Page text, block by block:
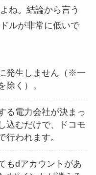
ね。結論から言う
ルが非常に低いで
発生しません（※一
除く）。
る電力会社が決まっ
込むだけで、ドコモ
行われます。
もdアカウントがあ